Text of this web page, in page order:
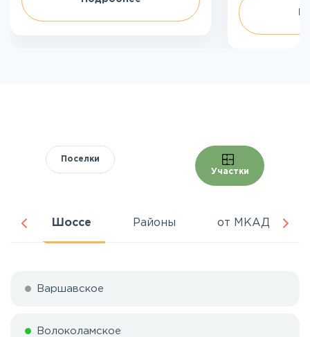
Поселки
Участки
Шоссе Районы от МКАД
Варшавское
Волоколамское